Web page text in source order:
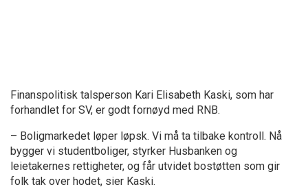
Finanspolitisk talsperson Kari Elisabeth Kaski, som har
forhandlet for SV, er godt fornøyd med RNB.
– Boligmarkedet løper løpsk. Vi må ta tilbake kontroll. Nå
bygger vi studentboliger, styrker Husbanken og
leietakernes rettigheter, og får utvidet bostøtten som gir
folk tak over hodet, sier Kaski.